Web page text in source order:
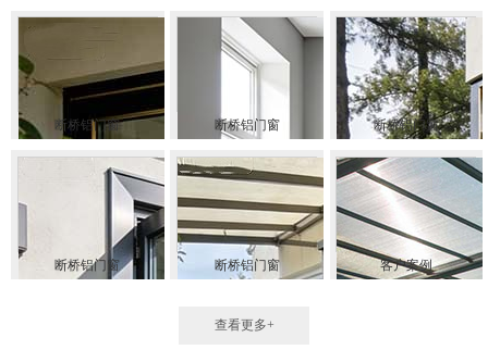
断桥铝门窗 断桥铝门窗 断桥铝门窗
断桥铝门窗 断桥铝门窗 客户案例
查看更多+